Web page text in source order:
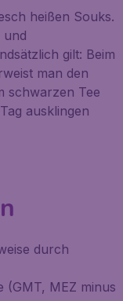
heißen Souks.
und
gilt: Beim
man den
schwarzen Tee
ausklingen
durch
(GMT, MEZ minus